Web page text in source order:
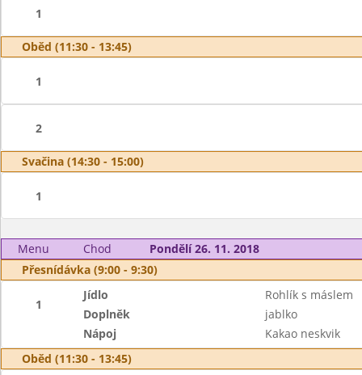
1
Oběd (11:30 - 13:45)
1
2
Svačina (14:30 - 15:00)
1
Menu Chod
Pondělí 26. 11. 2018
Přesnídávka (9:00 - 9:30)
1
Jídlo
Rohlík s máslem
Doplněk
jablko
Nápoj
Kakao neskvik
Oběd (11:30 - 13:45)